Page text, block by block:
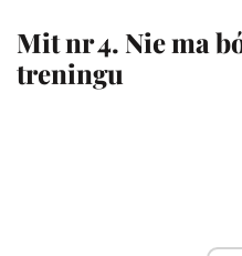
Mit nr 4. Nie ma
treningu